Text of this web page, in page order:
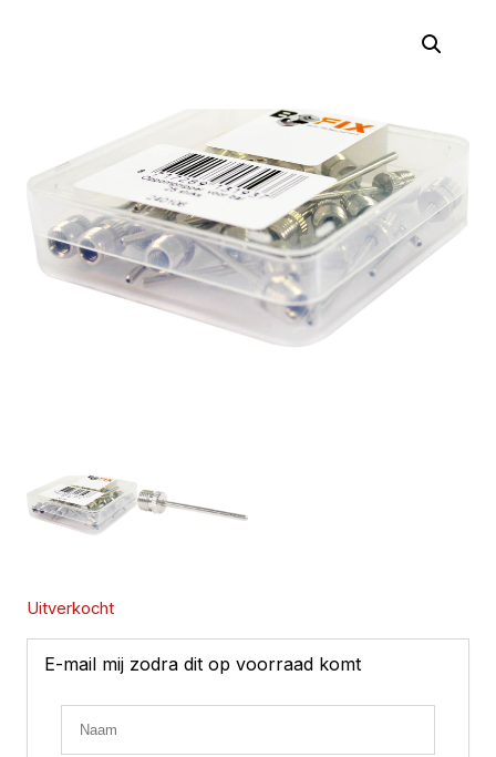
Uitverkocht
E-mail mij zodra dit op voorraad komt